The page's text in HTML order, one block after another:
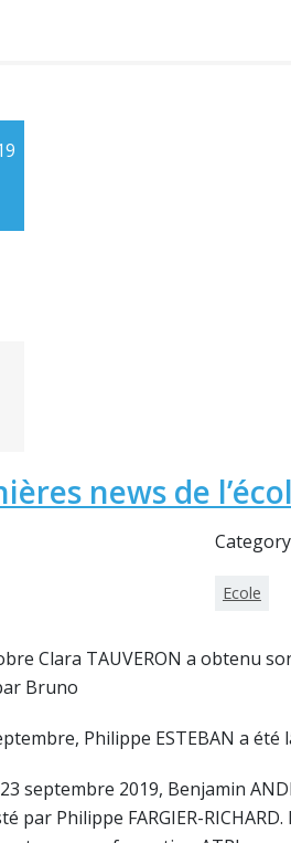
news de
Ecole
Clara TAUVERON a obtenu
Bruno
Philippe ESTEBAN a été
septembre 2019, Benjamin
par Philippe FARGIER-